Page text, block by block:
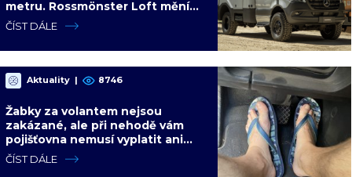
metru. Rossmönster Loft mění
představy o kempování
ČÍST DÁLE
Aktuality | 8746
Žabky za volantem nejsou
zakázané, ale při nehodě vám
pojišťovna nemusí vyplatit ani
korunu. Vysvětlíme proč
ČÍST DÁLE